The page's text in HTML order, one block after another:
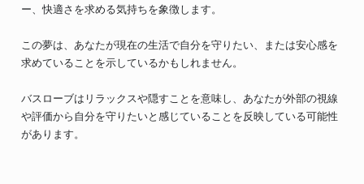
ー、快適さを求める気持ちを象徴します。
この夢は、あなたが現在の生活で自分を守りたい、または安心感を
求めていることを示しているかもしれません。
バスローブはリラックスや隠すことを意味し、あなたが外部の視線
や評価から自分を守りたいと感じていることを反映している可能性
があります。